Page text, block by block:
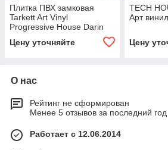
Плитка ПВХ замковая
Tarkett Art Vinyl
Progressive House Darin
Цену уточняйте
TECH
Арт винил
Цену
О нас
Рейтинг не сформирован
Менее 5 отзывов за последний год
Работает с 12.06.2014